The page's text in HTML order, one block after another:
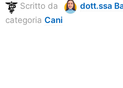
Scritto da dott.ssa
categoria Cani